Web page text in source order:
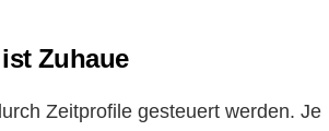
Zuhaue
Zeitprofile gesteuert werden. Je